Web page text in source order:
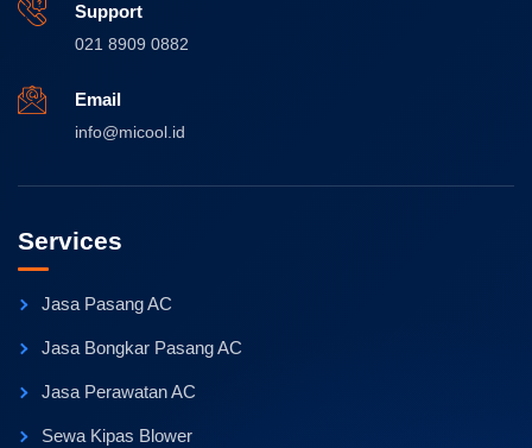
Support
021 8909 0882
Email
info@micool.id
Services
Jasa Pasang AC
Jasa Bongkar Pasang AC
Jasa Perawatan AC
Sewa Kipas Blower